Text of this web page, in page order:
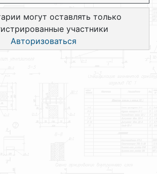
могут оставлять только
участники
Авторизоваться